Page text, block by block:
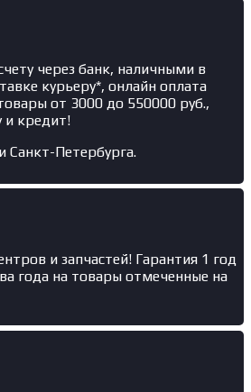
через банк, наличными в
курьеру*, онлайн оплата
от 3000 до 550000 руб.,
и кредит!
Петербурга.
и запчастей! Гарантия 1 год
года на товары отмеченные на